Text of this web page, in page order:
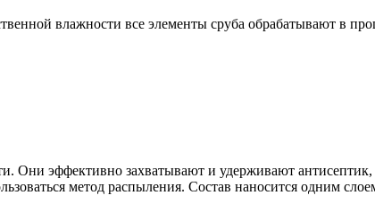
влажности все элементы сруба обрабатывают в
Они эффективно захватывают и удерживают антисептик,
метод распыления. Состав наносится одним